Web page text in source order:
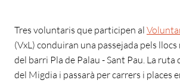
Tres voluntaris que participen al
(VxL) conduiran una passejada pels
del barri Pla de Palau - Sant Pau. La ruta
del Migdia i passarà per carrers i places